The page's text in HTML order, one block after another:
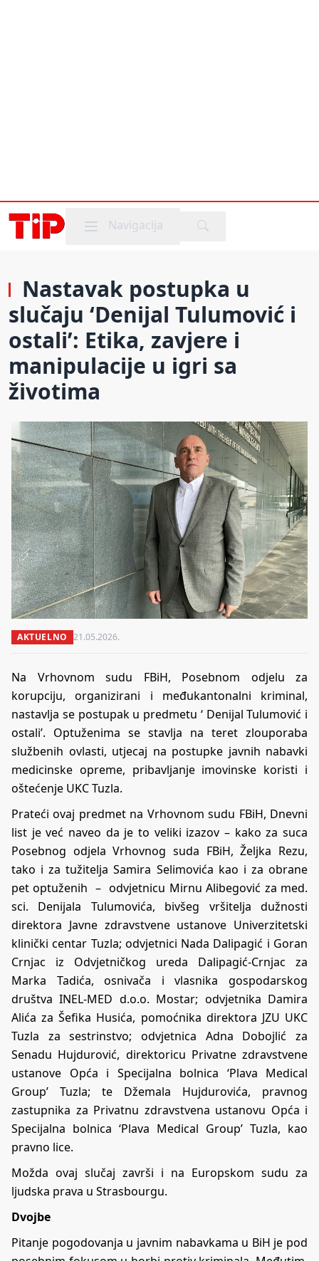
Mobile menu
Navigacija
Nastavak postupka u
slučaju ‘Denijal Tulumović i
ostali’: Etika, zavjere i
manipulacije u igri sa
životima
AKTUELNO 21.05.2026.
Na Vrhovnom sudu FBiH, Posebnom odjelu za
korupciju, organizirani i međukantonalni kriminal,
nastavlja se postupak u predmetu ‘ Denijal Tulumović i
ostali’. Optuženima se stavlja na teret zlouporaba
službenih ovlasti, utjecaj na postupke javnih nabavki
medicinske opreme, pribavljanje imovinske koristi i
oštećenje UKC Tuzla.
Prateći ovaj predmet na Vrhovnom sudu FBiH, Dnevni
list je već naveo da je to veliki izazov – kako za suca
Posebnog odjela Vrhovnog suda FBiH, Željka Rezu,
tako i za tužitelja Samira Selimovića kao i za obrane
pet optuženih – odvjetnicu Mirnu Alibegović za med.
sci. Denijala Tulumovića, bivšeg vršitelja dužnosti
direktora Javne zdravstvene ustanove Univerzitetski
klinički centar Tuzla; odvjetnici Nada Dalipagić i Goran
Crnjac iz Odvjetničkog ureda Dalipagić-Crnjac za
Marka Tadića, osnivača i vlasnika gospodarskog
društva INEL-MED d.o.o. Mostar; odvjetnika Damira
Alića za Šefika Husića, pomoćnika direktora JZU UKC
Tuzla za sestrinstvo; odvjetnica Adna Dobojlić za
Senadu Hujdurović, direktoricu Privatne zdravstvene
ustanove Opća i Specijalna bolnica ‘Plava Medical
Group’ Tuzla; te Džemala Hujdurovića, pravnog
zastupnika za Privatnu zdravstvena ustanovu Opća i
Specijalna bolnica ‘Plava Medical Group’ Tuzla, kao
pravno lice.
Možda ovaj slučaj završi i na Europskom sudu za
ljudska prava u Strasbourgu.
Dvojbe
Pitanje pogodovanja u javnim nabavkama u BiH je pod